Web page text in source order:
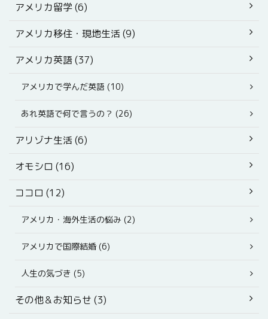
アメリカ留学 (6)
アメリカ移住・現地生活 (9)
アメリカ英語 (37)
アメリカで学んだ英語 (10)
あれ英語で何で言うの？ (26)
アリゾナ生活 (6)
オモシロ (16)
ココロ (12)
アメリカ・海外生活の悩み (2)
アメリカで国際結婚 (6)
人生の気づき (5)
その他＆お知らせ (3)